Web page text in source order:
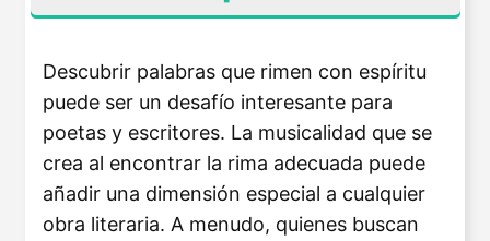
Descubrir palabras que rimen con espíritu
puede ser un desafío interesante para
poetas y escritores. La musicalidad que se
crea al encontrar la rima adecuada puede
añadir una dimensión especial a cualquier
obra literaria. A menudo, quienes buscan